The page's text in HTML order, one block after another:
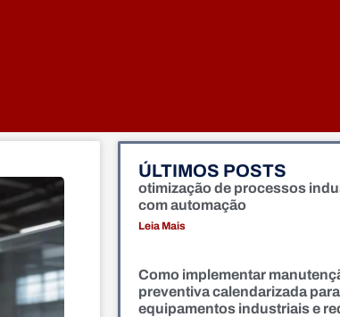
ÚLTIMOS POSTS
otimização de processos
com automação
Leia Mais
Como implementar
preventiva calendarizada para
equipamentos industriais e